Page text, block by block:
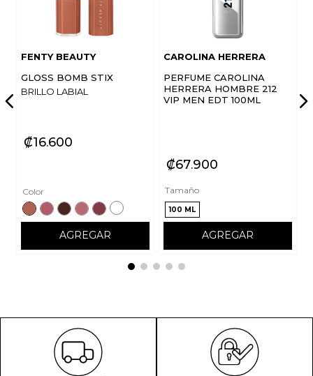
FENTY BEAUTY
GLOSS BOMB STIX
BRILLO LABIAL
₡16600
Color
AGREGAR
CAROLINA HERRERA
PERFUME CAROLINA
HERRERA HOMBRE 212
VIP MEN EDT 100ML
₡67900
Tamaño
100 ML
AGREGAR